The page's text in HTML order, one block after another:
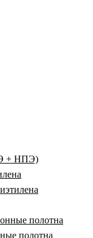
+ НПЭ)
полотна
полотна